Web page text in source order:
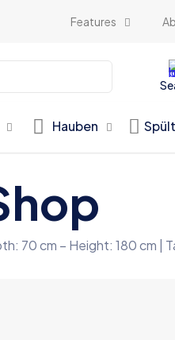
Features
Hauben
70 cm – Height: 180 cm